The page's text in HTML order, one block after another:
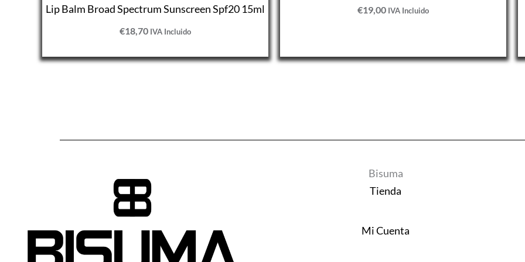
Lip Balm Broad Spectrum Sunscreen Spf20 15ml
€18,70 IVA Incluido
€19,00 IVA Incluido
Bisuma
Tienda
Mi Cuenta